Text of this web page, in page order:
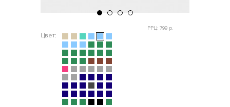
Цвет:
РРЦ: 799 р.